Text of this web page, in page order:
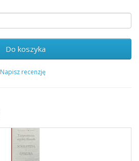
Do koszyka
Napisz recenzję